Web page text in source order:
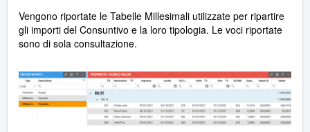
Vengono riportate le Tabelle Millesimali utilizzate per ripartire
gli importi del Consuntivo e la loro tipologia. Le voci riportate
sono di sola consultazione.